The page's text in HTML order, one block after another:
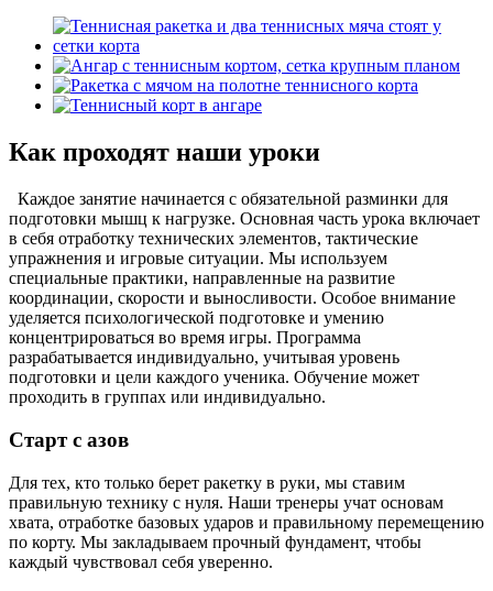
Как проходят наши уроки
Каждое занятие начинается с обязательной разминки для
подготовки мышц к нагрузке. Основная часть урока включает
в себя отработку технических элементов, тактические
упражнения и игровые ситуации. Мы используем
специальные практики, направленные на развитие
координации, скорости и выносливости. Особое внимание
уделяется психологической подготовке и умению
концентрироваться во время игры. Программа
разрабатывается индивидуально, учитывая уровень
подготовки и цели каждого ученика. Обучение может
проходить в группах или индивидуально.
Старт с азов
Для тех, кто только берет ракетку в руки, мы ставим
правильную технику с нуля. Наши тренеры учат основам
хвата, отработке базовых ударов и правильному перемещению
по корту. Мы закладываем прочный фундамент, чтобы
каждый чувствовал себя уверенно.